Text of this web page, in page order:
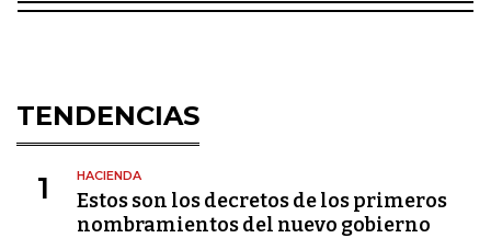
TENDENCIAS
1 HACIENDA
Estos son los decretos de los primeros
nombramientos del nuevo gobierno